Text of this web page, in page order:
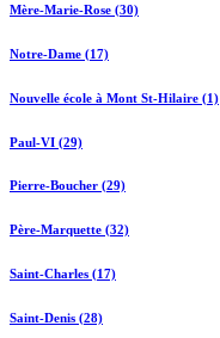
Mère-Marie-Rose (30)
Notre-Dame (17)
Nouvelle école à Mont St-Hilaire (1)
Paul-VI (29)
Pierre-Boucher (29)
Père-Marquette (32)
Saint-Charles (17)
Saint-Denis (28)